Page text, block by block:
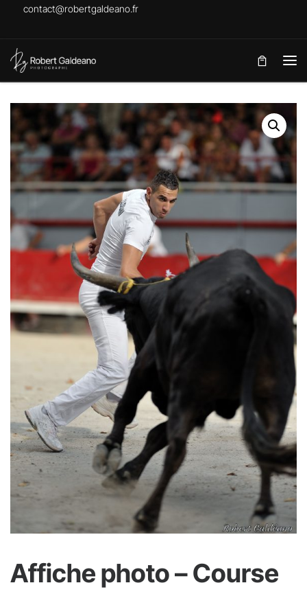
contact@robertgaldeano.fr
Affiche photo – Course